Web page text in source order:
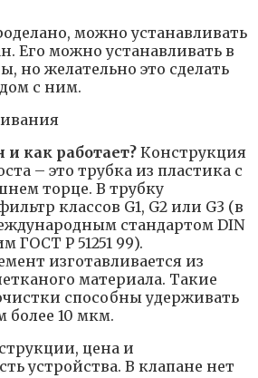
можно устанавливать
Его можно устанавливать в
но желательно это сделать
с ним.
и как работает? Конструкция
– это трубка из пластика с
торце. В трубку
классов G1, G2 или G3 (в
стандартом DIN
ГОСТ Р 51251 99).
изготавливается из
материала. Такие
способны удерживать
более 10 мкм.
цена и
устройства. В клапане нет